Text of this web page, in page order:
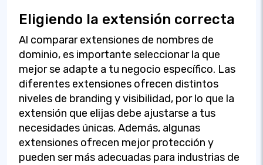
Eligiendo la extensión correcta
Al comparar extensiones de nombres de
dominio, es importante seleccionar la que
mejor se adapte a tu negocio específico. Las
diferentes extensiones ofrecen distintos
niveles de branding y visibilidad, por lo que la
extensión que elijas debe ajustarse a tus
necesidades únicas. Además, algunas
extensiones ofrecen mejor protección y
pueden ser más adecuadas para industrias de